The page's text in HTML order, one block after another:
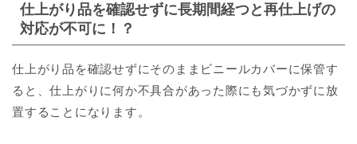
仕上がり品を確認せずに長期間経つと再仕上げの
対応が不可に！？
仕上がり品を確認せずにそのままビニールカバーに保管す
ると、仕上がりに何か不具合があった際にも気づかずに放
置することになります。